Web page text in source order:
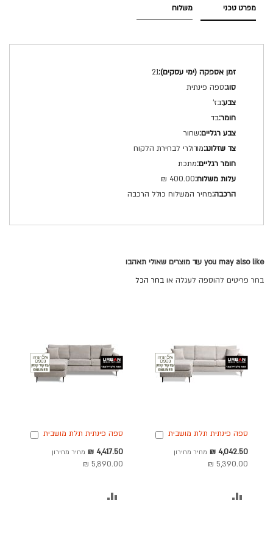
מפרט טכני
מפרט
טכני
21
ספה פינתית
בז'
בד
שחור
מודולרי לבחירת הלקוח
מתכת
400.00 ₪
מחיר המשלוח כולל הרכבה
משלוח
you may also like עוד מוצרים שאולי תאהבו
בחר פריטים להוספה לעגלה או בחר הכל
ספה פינתית תלת מושבית
RANDOM
מחיר
מבצע
4,042.50 ₪ מחיר מחירון
5,390.00 ₪
הוספה
ספה פינתית תלת מושבית
ס"מ דגם RANDOM
מחיר
מבצע
4,417.50 ₪ מחיר מחירון
5,890.00 ₪
הוספה